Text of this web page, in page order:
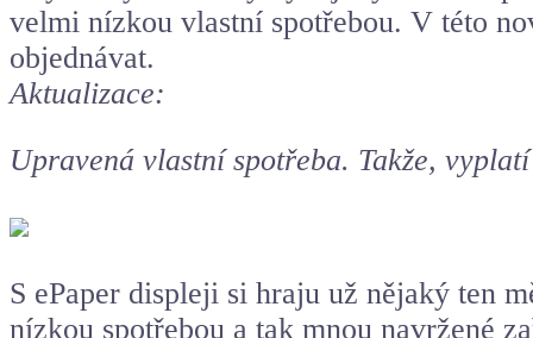
velmi nízkou vlastní spotřebou. V této
objednávat.
Aktualizace:
Upravená vlastní spotřeba. Takže,
S ePaper displeji si hraju už nějaký ten
nízkou spotřebou a tak mnou navržené